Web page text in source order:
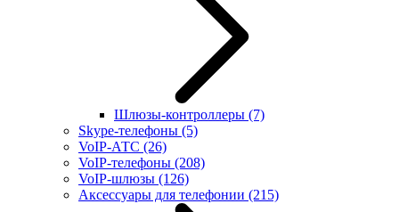
Шлюзы-контроллеры (7)
Skype-телефоны (5)
VoIP-АТС (26)
VoIP-телефоны (208)
VoIP-шлюзы (126)
Аксессуары для телефонии (215)